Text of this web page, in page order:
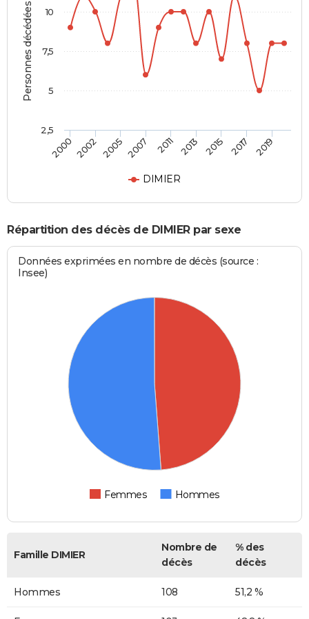
Personnes décédées
DIMIER
2000 2002 2005 2007 2011 2013 2015 2017 2019
10
2,5
5
7,5
Répartition des décès de DIMIER par sexe
Données exprimées en nombre de décès (source :
Insee)
Femmes Hommes
Famille DIMIER
Nombre de
décès
% des
décès
Hommes 108 51,2 %